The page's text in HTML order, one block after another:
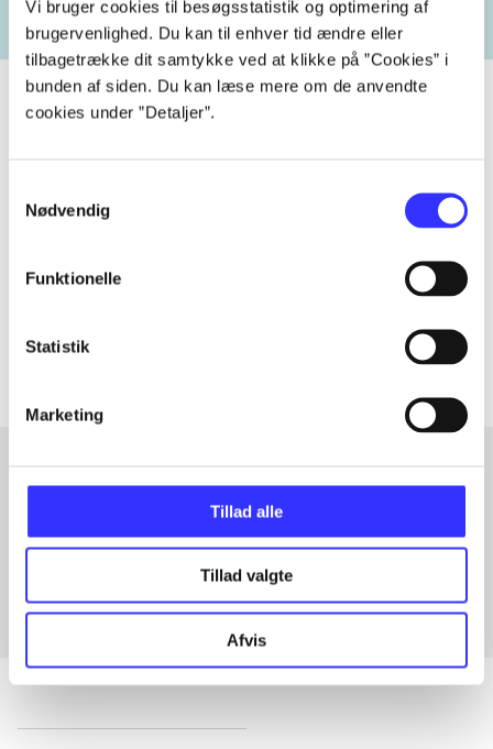
Vi bruger cookies til besøgsstatistik og optimering af
brugervenlighed. Du kan til enhver tid ændre eller
tilbagetrække dit samtykke ved at klikke på ”Cookies” i
bunden af siden. Du kan læse mere om de anvendte
cookies under ”Detaljer”.
Nødvendig
Funktionelle
Statistik
Marketing
Tillad alle
Tillad valgte
Afvis
Artikler med samme emner
Fra